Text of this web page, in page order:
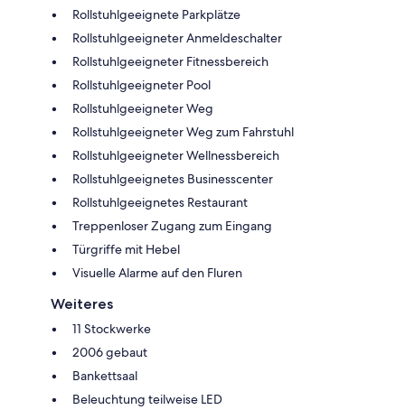
Rollstuhlgeeignete Parkplätze
Rollstuhlgeeigneter Anmeldeschalter
Rollstuhlgeeigneter Fitnessbereich
Rollstuhlgeeigneter Pool
Rollstuhlgeeigneter Weg
Rollstuhlgeeigneter Weg zum Fahrstuhl
Rollstuhlgeeigneter Wellnessbereich
Rollstuhlgeeignetes Businesscenter
Rollstuhlgeeignetes Restaurant
Treppenloser Zugang zum Eingang
Türgriffe mit Hebel
Visuelle Alarme auf den Fluren
Weiteres
11 Stockwerke
2006 gebaut
Bankettsaal
Beleuchtung teilweise LED